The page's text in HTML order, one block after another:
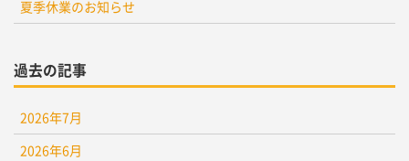
夏季休業のお知らせ
過去の記事
2026年7月
2026年6月